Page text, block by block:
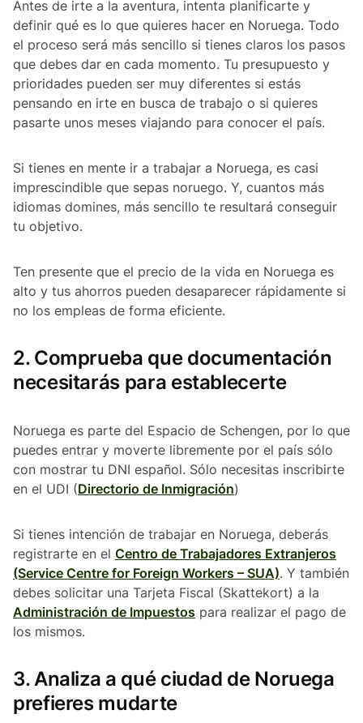
Antes de irte a la aventura, intenta planificarte y
definir qué es lo que quieres hacer en Noruega. Todo
el proceso será más sencillo si tienes claros los pasos
que debes dar en cada momento. Tu presupuesto y
prioridades pueden ser muy diferentes si estás
pensando en irte en busca de trabajo o si quieres
pasarte unos meses viajando para conocer el país.
Si tienes en mente ir a trabajar a Noruega, es casi
imprescindible que sepas noruego. Y, cuantos más
idiomas domines, más sencillo te resultará conseguir
tu objetivo.
Ten presente que el precio de la vida en Noruega es
alto y tus ahorros pueden desaparecer rápidamente si
no los empleas de forma eficiente.
2. Comprueba que documentación
necesitarás para establecerte
Noruega es parte del Espacio de Schengen, por lo que
puedes entrar y moverte libremente por el país sólo
con mostrar tu DNI español. Sólo necesitas inscribirte
en el UDI (Directorio de Inmigración)
Si tienes intención de trabajar en Noruega, deberás
registrarte en el Centro de Trabajadores Extranjeros
(Service Centre for Foreign Workers – SUA). Y también
debes solicitar una Tarjeta Fiscal (Skattekort) a la
Administración de Impuestos para realizar el pago de
los mismos.
3. Analiza a qué ciudad de Noruega
prefieres mudarte